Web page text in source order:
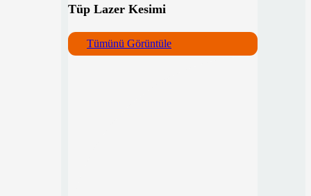
Tüp Lazer Kesimi
Tümünü Görüntüle